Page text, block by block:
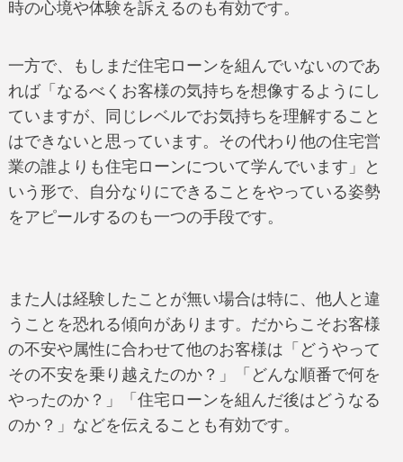
時の心境や体験を訴えるのも有効です。
一方で、もしまだ住宅ローンを組んでいないのであ
れば「なるべくお客様の気持ちを想像するようにし
ていますが、同じレベルでお気持ちを理解すること
はできないと思っています。その代わり他の住宅営
業の誰よりも住宅ローンについて学んでいます」と
いう形で、自分なりにできることをやっている姿勢
をアピールするのも一つの手段です。
また人は経験したことが無い場合は特に、他人と違
うことを恐れる傾向があります。だからこそお客様
の不安や属性に合わせて他のお客様は「どうやって
その不安を乗り越えたのか？」「どんな順番で何を
やったのか？」「住宅ローンを組んだ後はどうなる
のか？」などを伝えることも有効です。